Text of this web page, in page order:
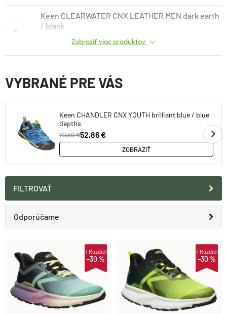
TOPÁNKY a PONOŽKY
Podmienky ochrany osobných údajov
Doprava a platba
Kontakty
Veľkostné tabuľky
Reklamácie
Zľavové kódy
Keen CLEARWATER CNX LEATHER MEN dark earth
/ black
Zobraziť viac produktov
VYBRANÉ PRE VÁS
Keen CHANDLER CNX YOUTH brilliant blue / blue
depths
70,50 €52,86 €
ZOBRAZIŤ
FILTROVAŤ
R
D
E
Odporúčame
Najdrahšie
Najpredávanejšie
V
Ý
P
–30 %
iRozdiel
–30 %
iRozdiel